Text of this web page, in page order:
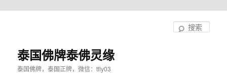
泰国佛牌泰佛灵缘
泰国佛牌，泰国正牌，微信：tfly03